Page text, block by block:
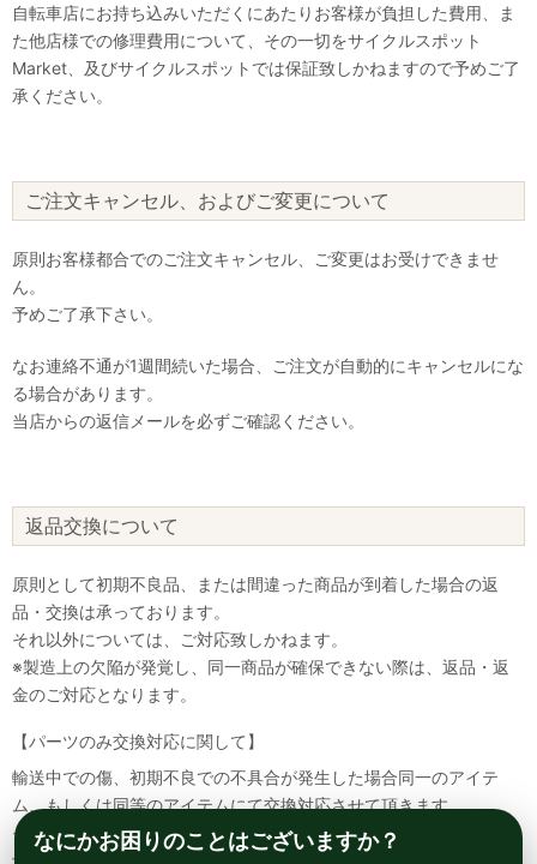
自転車店にお持ち込みいただくにあたりお客様が負担した費用、ま
た他店様での修理費用について、その一切をサイクルスポット
Market、及びサイクルスポットでは保証致しかねますので予めご了
承ください。
ご注文キャンセル、およびご変更について
原則お客様都合でのご注文キャンセル、ご変更はお受けできませ
ん。
予めご了承下さい。
なお連絡不通が1週間続いた場合、ご注文が自動的にキャンセルにな
る場合があります。
当店からの返信メールを必ずご確認ください。
返品交換について
原則として初期不良品、または間違った商品が到着した場合の返
品・交換は承っております。
それ以外については、ご対応致しかねます。
※製造上の欠陥が発覚し、同一商品が確保できない際は、返品・返
金のご対応となります。
【パーツのみ交換対応に関して】
輸送中での傷、初期不良での不具合が発生した場合同一のアイテ
ム、もしくは同等のアイテムにて交換対応させて頂きます。
その場合該当部品を着払いにて返送して頂く必要が御座いますので
予めご了承ください。
なにかお困りのことはございますか？